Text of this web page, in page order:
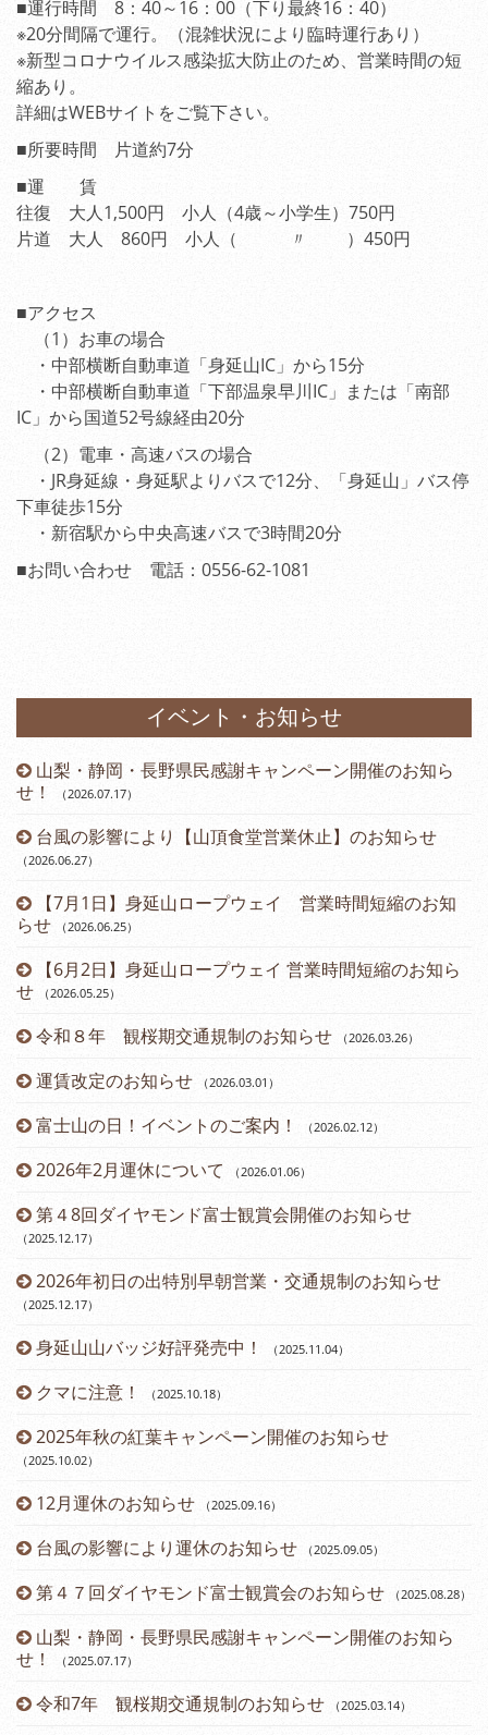
■運行時間 8：40～16：00（下り最終16：40）
※20分間隔で運行。（混雑状況により臨時運行あり）
※新型コロナウイルス感染拡大防止のため、営業時間の短
縮あり。
詳細はWEBサイトをご覧下さい。
■所要時間 片道約7分
■運 賃
往復 大人1,500円 小人（4歳～小学生）750円
片道 大人 860円 小人（ 〃 ）450円
■アクセス
（1）お車の場合
・中部横断自動車道「身延山IC」から15分
・中部横断自動車道「下部温泉早川IC」または「南部
IC」から国道52号線経由20分
（2）電車・高速バスの場合
・JR身延線・身延駅よりバスで12分、「身延山」バス停
下車徒歩15分
・新宿駅から中央高速バスで3時間20分
■お問い合わせ 電話：0556-62-1081
イベント・お知らせ
山梨・静岡・長野県民感謝キャンペーン開催のお知ら
せ！
（2026.07.17）
台風の影響により【山頂食堂営業休止】のお知らせ
（2026.06.27）
【7月1日】身延山ロープウェイ 営業時間短縮のお知
らせ
（2026.06.25）
【6月2日】身延山ロープウェイ 営業時間短縮のお知ら
せ
（2026.05.25）
令和８年 観桜期交通規制のお知らせ （2026.03.26）
運賃改定のお知らせ （2026.03.01 ）
富士山の日！イベントのご案内！ （2026.02.12）
2026年2月運休について （2026.01.06）
第４8回ダイヤモンド富士観賞会開催のお知らせ
（2025.12.17）
2026年初日の出特別早朝営業・交通規制のお知らせ
（2025.12.17）
身延山山バッジ好評発売中！ （2025.11.04）
クマに注意！ （2025.10.18）
2025年秋の紅葉キャンペーン開催のお知らせ
（2025.10.02）
12月運休のお知らせ （2025.09.16）
台風の影響により運休のお知らせ （2025.09.05）
第４７回ダイヤモンド富士観賞会のお知らせ （2025.08.28）
山梨・静岡・長野県民感謝キャンペーン開催のお知ら
せ！
（2025.07.17）
令和7年 観桜期交通規制のお知らせ （2025.03.14）